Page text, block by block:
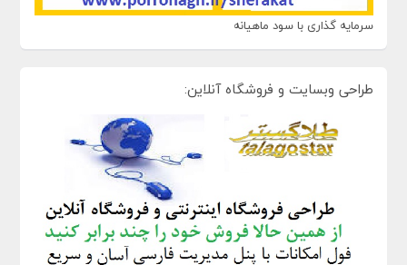
سرمایه گذاری با سود ماهیانه
طراحی وبسایت و فروشگاه آنلاین: